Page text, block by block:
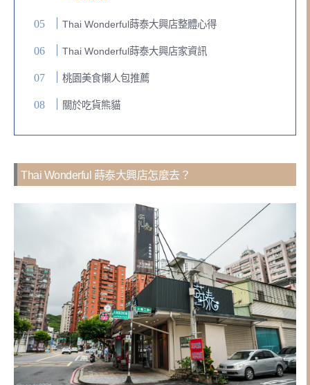
Thai Wonderful蒔泰大興店整體心得
Thai Wonderful蒔泰大興店家資訊
桃園美食懶人包推薦
關於吃貨熊貓
Thai Wonderful 蒔泰大興店怎麼去？